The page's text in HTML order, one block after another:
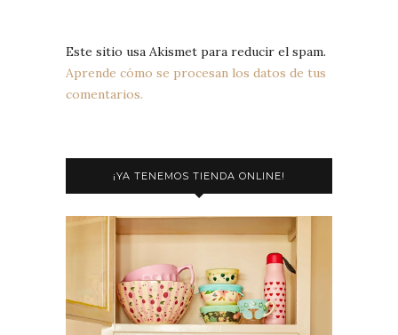
Este sitio usa Akismet para reducir el spam.
Aprende cómo se procesan los datos de tus
comentarios.
¡YA TENEMOS TIENDA ONLINE!